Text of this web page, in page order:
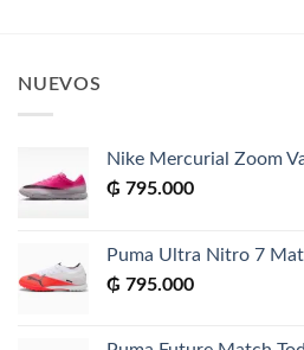
NUEVOS
Nike Mercurial Zoom
₲ 795.000
Puma Ultra Nitro 7
₲ 795.000